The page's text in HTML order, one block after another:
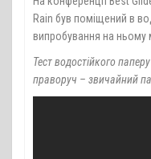
Rain був поміщений в
випробування на ньому
Тест водостійкого
праворуч – звичайний